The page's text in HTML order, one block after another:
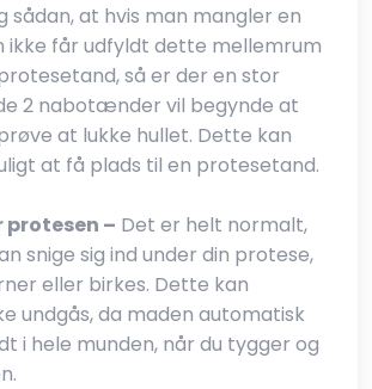
sådan, at hvis man mangler en
ikke får udfyldt dette mellemrum
så er der en stor
2 nabotænder vil begynde at
at lukke hullet. Dette kan
at få plads til en protesetand.
protesen – Det er helt normalt,
snige sig ind under din protese,
eller birkes. Dette kan
undgås, da maden automatisk
i hele munden, når du tygger og